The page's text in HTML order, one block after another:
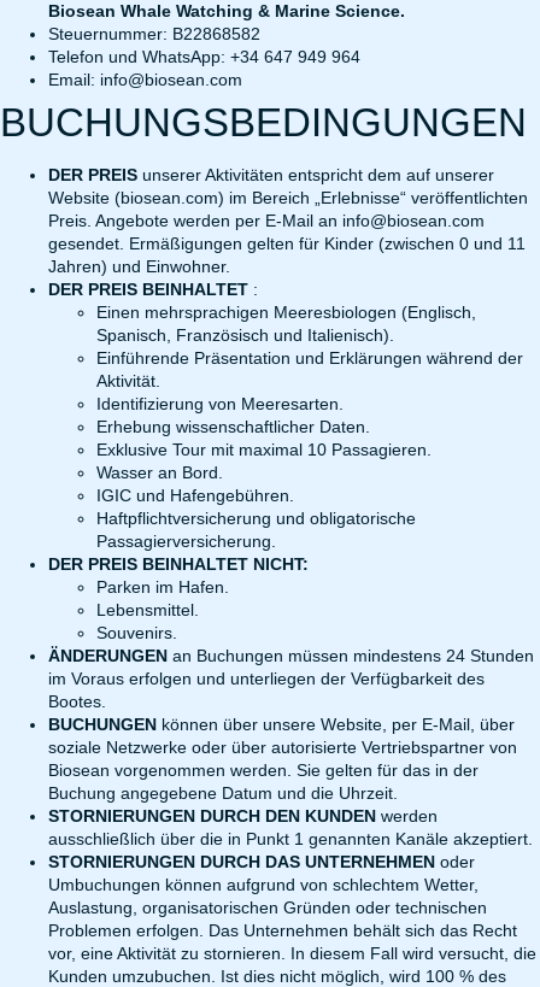
Biosean Whale Watching & Marine Science.
Steuernummer: B22868582
Telefon und WhatsApp: +34 647 949 964
Email: info@biosean.com
BUCHUNGSBEDINGUNGEN
DER PREIS unserer Aktivitäten entspricht dem auf unserer
Website (biosean.com) im Bereich „Erlebnisse“ veröffentlichten
Preis. Angebote werden per E-Mail an info@biosean.com
gesendet. Ermäßigungen gelten für Kinder (zwischen 0 und 11
Jahren) und Einwohner.
DER PREIS BEINHALTET :
Einen mehrsprachigen Meeresbiologen (Englisch,
Spanisch, Französisch und Italienisch).
Einführende Präsentation und Erklärungen während der
Aktivität.
Identifizierung von Meeresarten.
Erhebung wissenschaftlicher Daten.
Exklusive Tour mit maximal 10 Passagieren.
Wasser an Bord.
IGIC und Hafengebühren.
Haftpflichtversicherung und obligatorische
Passagierversicherung.
DER PREIS BEINHALTET NICHT:
Parken im Hafen.
Lebensmittel.
Souvenirs.
ÄNDERUNGEN an Buchungen müssen mindestens 24 Stunden
im Voraus erfolgen und unterliegen der Verfügbarkeit des
Bootes.
BUCHUNGEN können über unsere Website, per E-Mail, über
soziale Netzwerke oder über autorisierte Vertriebspartner von
Biosean vorgenommen werden. Sie gelten für das in der
Buchung angegebene Datum und die Uhrzeit.
STORNIERUNGEN DURCH DEN KUNDEN werden
ausschließlich über die in Punkt 1 genannten Kanäle akzeptiert.
STORNIERUNGEN DURCH DAS UNTERNEHMEN oder
Umbuchungen können aufgrund von schlechtem Wetter,
Auslastung, organisatorischen Gründen oder technischen
Problemen erfolgen. Das Unternehmen behält sich das Recht
vor, eine Aktivität zu stornieren. In diesem Fall wird versucht, die
Kunden umzubuchen. Ist dies nicht möglich, wird 100 % des